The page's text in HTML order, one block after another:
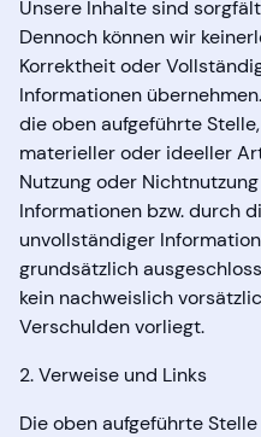
Unsere Inhalte sind
Dennoch können wir
Korrektheit oder
Informationen
die oben aufgeführte
materieller oder ideeller
Nutzung oder
Informationen bzw. durch
unvollständiger
grundsätzlich
kein nachweislich
Verschulden vorliegt.
2. Verweise und Links
Die oben aufgeführte